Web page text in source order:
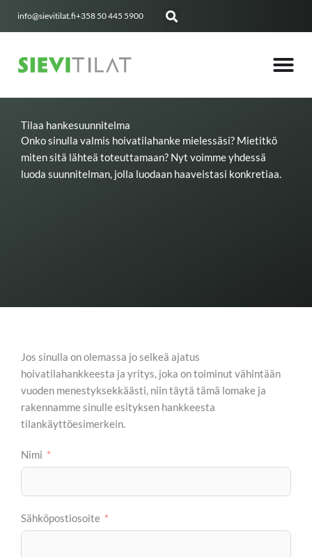
sisältöön
info@sievitilat.fi+358 50 445 5900
Tilaa hankesuunnitelma
Onko sinulla valmis hoivatilahanke mielessäsi? Mietitkö
miten sitä lähteä toteuttamaan? Nyt voimme yhdessä
luoda suunnitelman, jolla luodaan haaveistasi konkretiaa.
Jos sinulla on olemassa jo selkeä ajatus
hoivatilahankkeesta ja yritys, joka on toiminut vähintään
vuoden menestyksekkäästi, niin täytä tämä lomake ja
rakennamme sinulle esityksen hankkeesta
tilankäyttöesimerkein.
Nimi
Sähköpostiosoite